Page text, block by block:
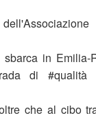
sbarca in
di #qualità
che al cibo